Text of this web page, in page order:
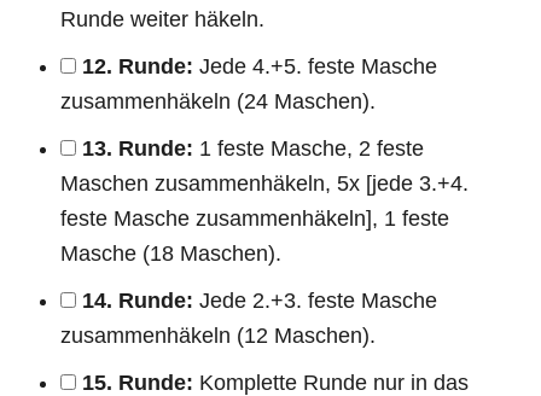
Runde weiter häkeln.
12. Runde: Jede 4.+5. feste Masche
zusammenhäkeln (24 Maschen).
13. Runde: 1 feste Masche, 2 feste
Maschen zusammenhäkeln, 5x [jede 3.+4.
feste Masche zusammenhäkeln], 1 feste
Masche (18 Maschen).
14. Runde: Jede 2.+3. feste Masche
zusammenhäkeln (12 Maschen).
15. Runde: Komplette Runde nur in das